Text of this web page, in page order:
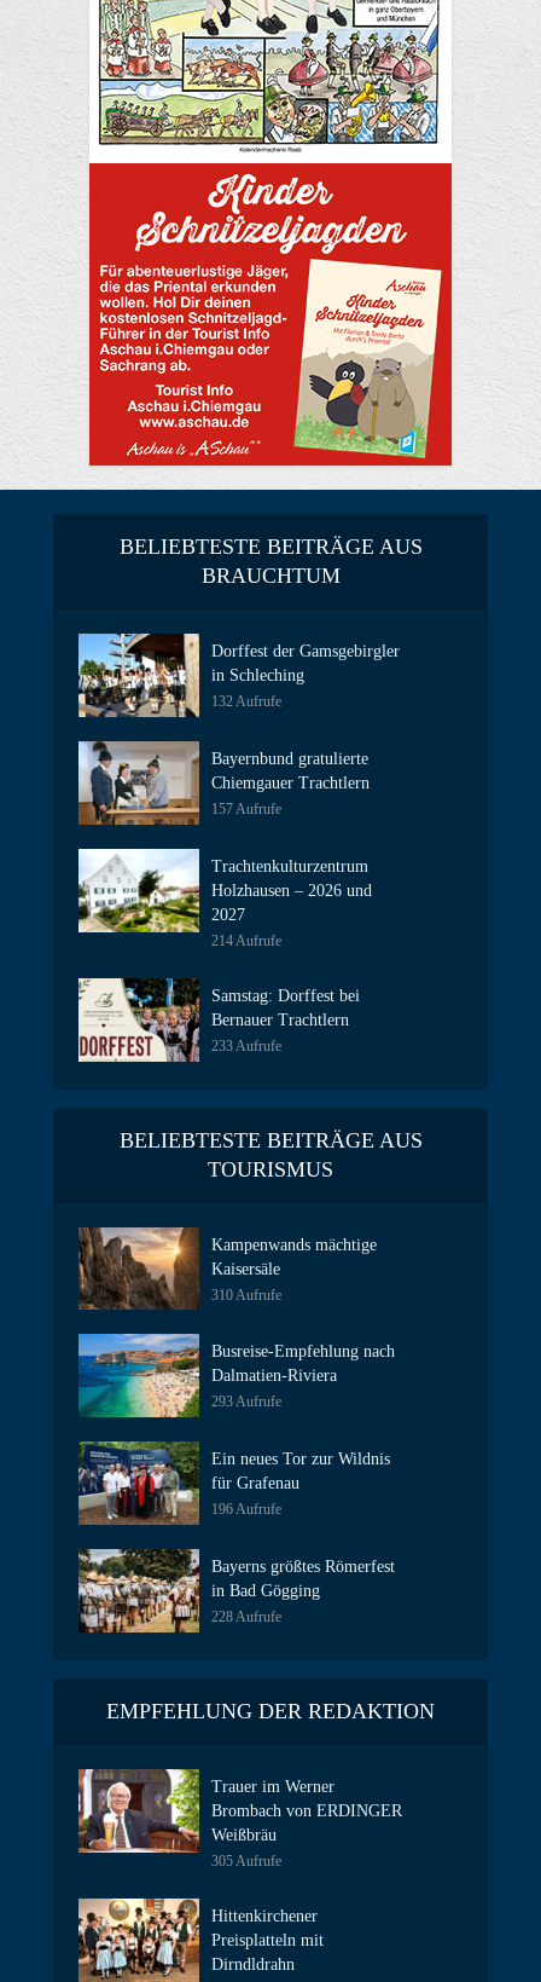
BELIEBTESTE BEITRÄGE AUS
BRAUCHTUM
Dorffest der Gamsgebirgler
in Schleching
132 Aufrufe
Bayernbund gratulierte
Chiemgauer Trachtlern
157 Aufrufe
Trachtenkulturzentrum
Holzhausen – 2026 und
2027
214 Aufrufe
Samstag: Dorffest bei
Bernauer Trachtlern
233 Aufrufe
BELIEBTESTE BEITRÄGE AUS
TOURISMUS
Kampenwands mächtige
Kaisersäle
310 Aufrufe
Busreise-Empfehlung nach
Dalmatien-Riviera
293 Aufrufe
Ein neues Tor zur Wildnis
für Grafenau
196 Aufrufe
Bayerns größtes Römerfest
in Bad Gögging
228 Aufrufe
EMPFEHLUNG DER REDAKTION
Trauer im Werner
Brombach von ERDINGER
Weißbräu
305 Aufrufe
Hittenkirchener
Preisplatteln mit
Dirndldrahn